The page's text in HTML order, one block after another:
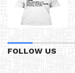
FOLLOW US